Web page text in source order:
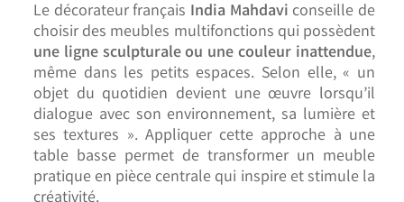
Le décorateur français India Mahdavi conseille de
choisir des meubles multifonctions qui possèdent
une ligne sculpturale ou une couleur inattendue,
même dans les petits espaces. Selon elle, « un
objet du quotidien devient une œuvre lorsqu’il
dialogue avec son environnement, sa lumière et
ses textures ». Appliquer cette approche à une
table basse permet de transformer un meuble
pratique en pièce centrale qui inspire et stimule la